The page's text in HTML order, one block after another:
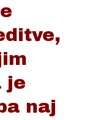
je
naj